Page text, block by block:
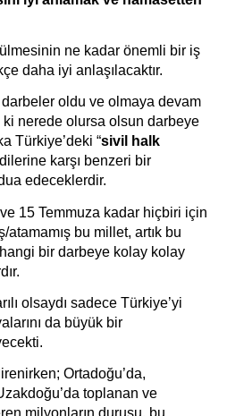
ne kadar önemli bir iş
daha iyi anlaşılacaktır.
oldu ve olmaya devam
ki nerede olursa olsun darbeye
Türkiye’deki “sivil halk
karşı benzeri bir
edeceklerdir.
15 Temmuza kadar hiçbiri için
atamamış bu millet, artık bu
bir darbeye kolay kolay
olsaydı sadece Türkiye’yi
da büyük bir
Ortadoğu’da,
toplanan ve